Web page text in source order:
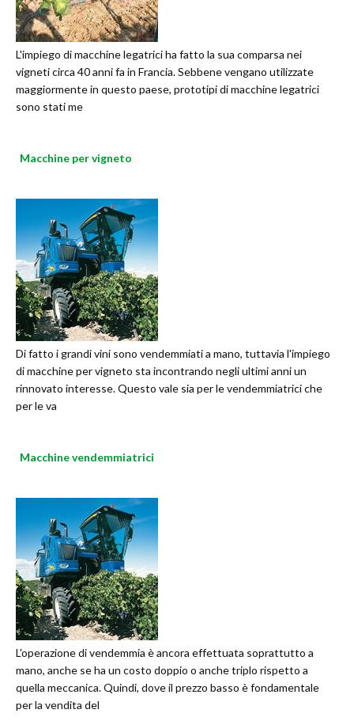
L'impiego di macchine legatrici ha fatto la sua comparsa nei
vigneti circa 40 anni fa in Francia. Sebbene vengano utilizzate
maggiormente in questo paese, prototipi di macchine legatrici
sono stati me
Macchine per vigneto
Di fatto i grandi vini sono vendemmiati a mano, tuttavia l'impiego
di macchine per vigneto sta incontrando negli ultimi anni un
rinnovato interesse. Questo vale sia per le vendemmiatrici che
per le va
Macchine vendemmiatrici
L'operazione di vendemmia è ancora effettuata soprattutto a
mano, anche se ha un costo doppio o anche triplo rispetto a
quella meccanica. Quindi, dove il prezzo basso è fondamentale
per la vendita del